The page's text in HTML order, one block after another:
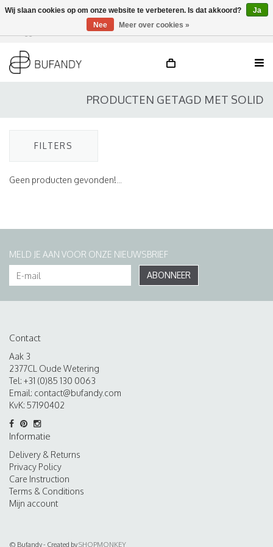
DE / EN
PRODUCTEN GETAGD MET SOLID
FILTERS
Geen producten gevonden!...
MELD JE AAN VOOR ONZE NIEUWSBRIEF
ABONNEER
Contact
Aak 3
2377CL Oude Wetering
Tel: +31 (0)85 130 0063
Email: contact@bufandy.com
KvK: 57190402
Informatie
Delivery & Returns
Privacy Policy
Care Instruction
Terms & Conditions
Mijn account
© Bufandy - Created bySHOPMONKEY
Wij slaan cookies op om onze website te verbeteren. Is dat akkoord?
Ja
Nee
Meer over cookies »